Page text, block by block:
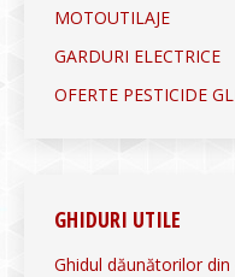
MOTOUTILAJE
GARDURI ELECTRICE
OFERTE PESTICIDE
GHIDURI UTILE
Ghidul dăunătorilor